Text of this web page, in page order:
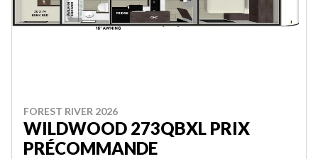
FOREST RIVER 2026
WILDWOOD 273QBXL PRIX
PRÉCOMMANDE